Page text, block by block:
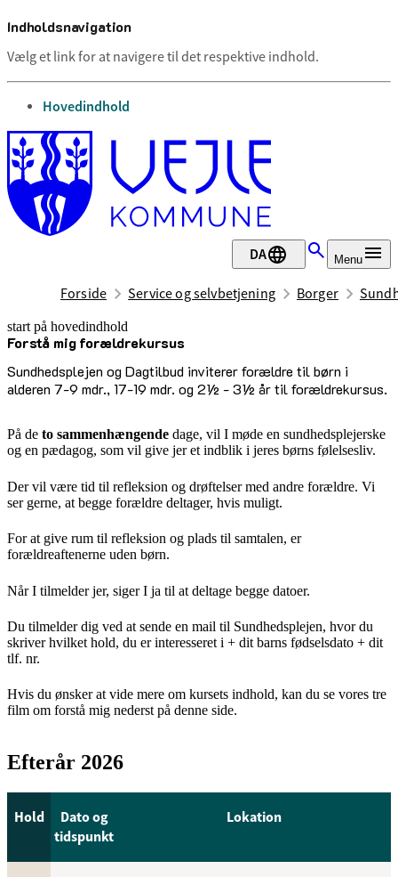
Indholdsnavigation
Vælg et link for at navigere til det respektive indhold.
gå til
Hovedindhold
DA Menu
Forside Service og selvbetjening Borger
start på hovedindhold
Forstå mig forældrekursus
Sundhedsplejen og Dagtilbud inviterer forældre til børn i
alderen 7-9 mdr., 17-19 mdr. og 2½ - 3½ år til forældrekursus.
senest opdateret 28. maj 2026
På de to sammenhængende dage, vil I møde en sundhedsplejerske
og en pædagog, som vil give jer et indblik i jeres børns følelsesliv.
Der vil være tid til refleksion og drøftelser med andre forældre. Vi
ser gerne, at begge forældre deltager, hvis muligt.
For at give rum til refleksion og plads til samtalen, er
forældreaftenerne uden børn.
Når I tilmelder jer, siger I ja til at deltage begge datoer.
Du tilmelder dig ved at sende en mail til Sundhedsplejen, hvor du
skriver hvilket hold, du er interesseret i + dit barns fødselsdato + dit
tlf. nr.
Hvis du ønsker at vide mere om kursets indhold, kan du se vores tre
film om forstå mig nederst på denne side.
Efterår 2026
Hold
Dato og
tidspunkt
Lokation